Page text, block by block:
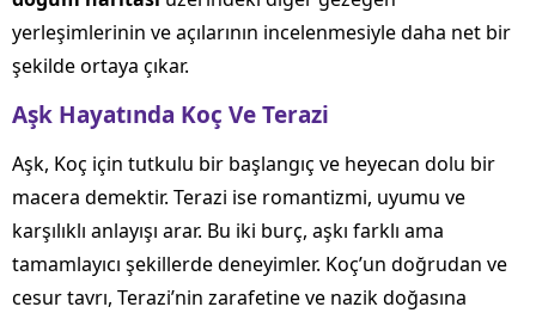
yerleşimlerinin ve açılarının incelenmesiyle daha net bir
şekilde ortaya çıkar.
Aşk Hayatında Koç Ve Terazi
Aşk, Koç için tutkulu bir başlangıç ve heyecan dolu bir
macera demektir. Terazi ise romantizmi, uyumu ve
karşılıklı anlayışı arar. Bu iki burç, aşkı farklı ama
tamamlayıcı şekillerde deneyimler. Koç’un doğrudan ve
cesur tavrı, Terazi’nin zarafetine ve nazik doğasına